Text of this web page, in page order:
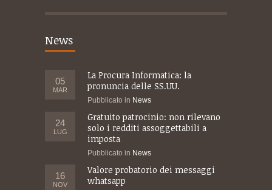
News
05
MAR
La Procura Informatica: la
pronuncia delle SS.UU.
Pubblicato in News
24
LUG
Gratuito patrocinio: non rilevano
solo i redditi assoggettabili a
imposta
Pubblicato in News
16
NOV
Valore probatorio dei messaggi
whatsapp